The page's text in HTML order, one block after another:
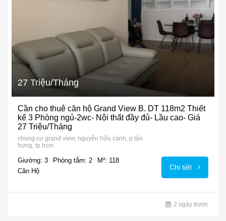
27 Triệu/Tháng
Cần cho thuê căn hộ Grand View B. DT 118m2 Thiết
kế 3 Phòng ngủ-2wc- Nội thất đầy đủ- Lầu cao- Giá
27 Triệu/Tháng
chung cư grand view, nguyễn hữu cảnh, p tân
hưng, tp hcm
Giường: 3 Phòng tắm: 2
M²: 118
Căn Hộ
Chi tiết
2 ngày trước